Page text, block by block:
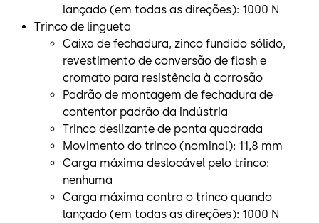
lançado (em todas as direções): 1000 N
Trinco de lingueta
Caixa de fechadura, zinco fundido sólido,
revestimento de conversão de flash e
cromato para resistência à corrosão
Padrão de montagem de fechadura de
contentor padrão da indústria
Trinco deslizante de ponta quadrada
Movimento do trinco (nominal): 11,8 mm
Carga máxima deslocável pelo trinco:
nenhuma
Carga máxima contra o trinco quando
lançado (em todas as direções): 1000 N